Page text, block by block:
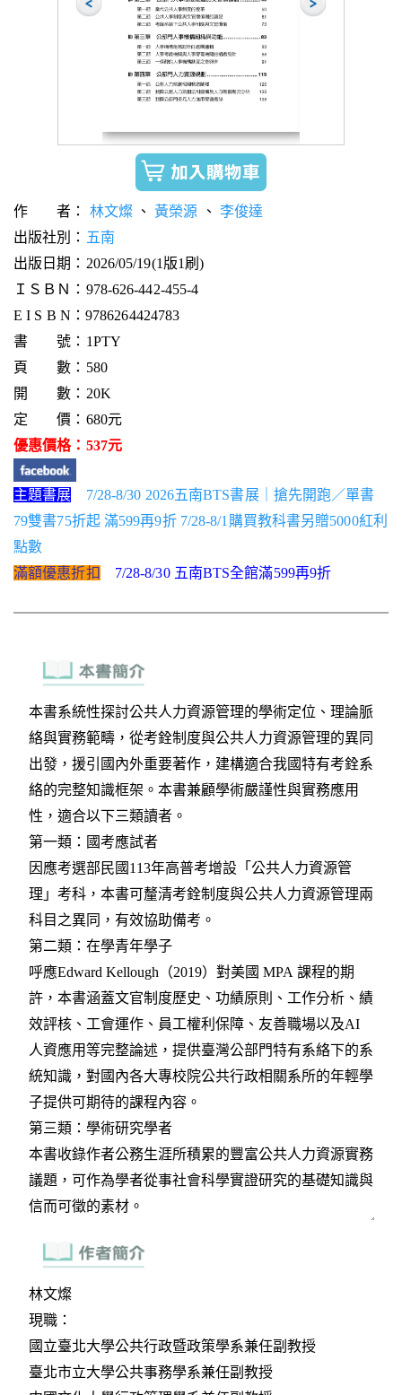
作 者： 林文燦、 黃榮源 、 李俊達
出版社別： 五南
出版日期：2026/05/19(1版1刷)
ＩＳＢＮ：978-626-442-455-4
E I S B N：9786264424783
書 號：1PTY
頁 數：580
開 數：20K
定 價：680元
優惠價格：537元
主題書展
7/28-8/30 2026五南BTS書展｜搶先開跑／單書
79雙書75折起 滿599再9折 7/28-8/1購買教科書另贈5000紅利
點數
滿額優惠折扣
7/28-8/30 五南BTS全館滿599再9折